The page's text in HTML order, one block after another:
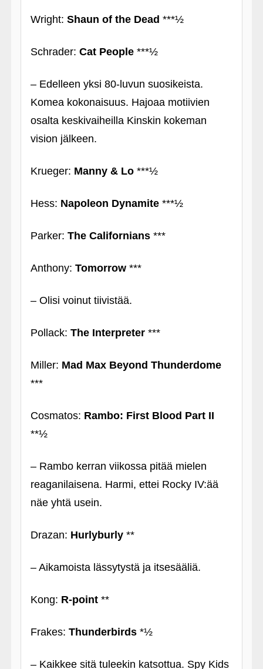
Wright: Shaun of the Dead ***½
Schrader: Cat People***½
– Edelleen yksi 80-luvun suosikeista.
Komea kokonaisuus. Hajoaa motiivien
osalta keskivaiheilla Kinskin kokeman
vision jälkeen.
Krueger: Manny & Lo***½
Hess: Napoleon Dynamite***½
Parker: The Californians***
Anthony: Tomorrow***
– Olisi voinut tiivistää.
Pollack: The Interpreter***
Miller: Mad Max Beyond Thunderdome
***
Cosmatos: Rambo: First Blood Part II
**½
– Rambo kerran viikossa pitää mielen
reaganilaisena. Harmi, ettei Rocky IV:ää
näe yhtä usein.
Drazan: Hurlyburly**
– Aikamoista lässytystä ja itsesääliä.
Kong: R-point**
Frakes: Thunderbirds*½
– Kaikkee sitä tuleekin katsottua. Spy Kids